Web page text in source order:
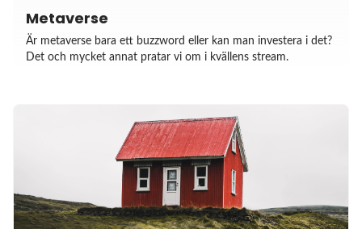
Metaverse
Är metaverse bara ett buzzword eller kan man investera i det?
Det och mycket annat pratar vi om i kvällens stream.